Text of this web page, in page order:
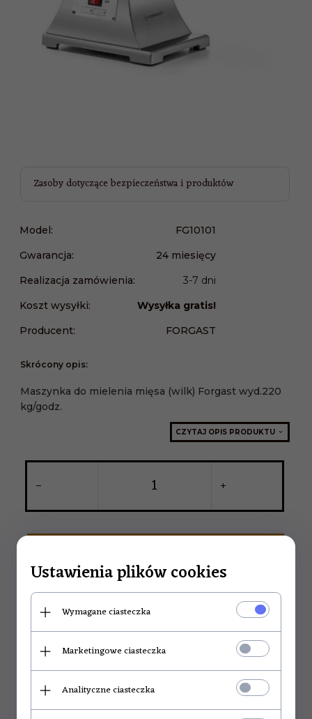
Zasoby dotyczące bezpieczeństwa i produktów
Model:
FG10101
Gwarancja:
24 miesięcy
Realizacja zamówienia:
3-7 dni
Koszt wysyłki:
Wysyłka gratis!
Producent:
FORGAST
Skrócony opis:
Maszynka do mielenia mięsa (wilk) Forgast wyd.220
kg/godz.
CZYTAJ OPIS PRODUKTU
Ustawienia plików cookies
Wymagane ciasteczka
Marketingowe ciasteczka
Analityczne ciasteczka